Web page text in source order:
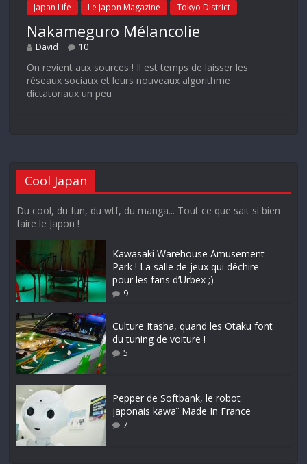
Japan Life Le Japon Magazine Tokyo District
Nakameguro Mélancolie
David 10
On revient aux sources ! Il est temps de laisser les
réseaux sociaux et leurs nouveaux algorithme
dictatoriaux un peu
Cool Japan
Du cool, du fun, du wtf, du manga... Tout ce que sait si bien
faire le Japon !
Kawasaki Warehouse Amusement
Park ! La salle de jeux qui déchire
pour les fans d’Urbex ;)
9
Culture Itasha, quand les Otaku font
du tuning de voiture !
5
Pepper de Softbank, le robot
japonais kawaï Made In France
7